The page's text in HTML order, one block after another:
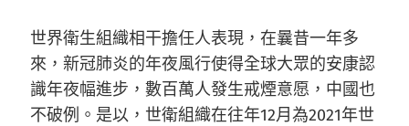
世界衛生組織相干擔任人表現，在曩昔一年多
來，新冠肺炎的年夜風行使得全球大眾的安康認
識年夜幅進步，數百萬人發生戒煙意愿，中國也
不破例。是以，世衛組織在往年12月為2021年世